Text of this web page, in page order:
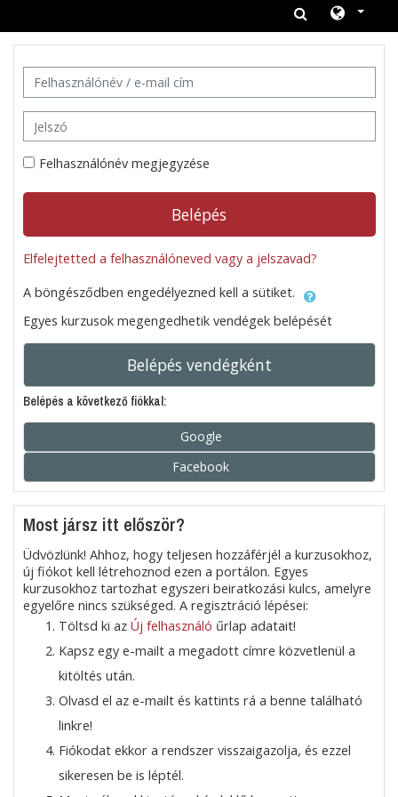
Tovább a fő tartalomhoz
Felhasználónév / e-mail cím
Jelszó
Felhasználónév megjegyzése
Belépés
Elfelejtetted a felhasználóneved vagy a jelszavad?
A böngésződben engedélyezned kell a sütiket.
Egyes kurzusok megengedhetik vendégek belépését
Belépés vendégként
Belépés a következő fiókkal:
Google
Facebook
Most jársz itt először?
Üdvözlünk! Ahhoz, hogy teljesen hozzáférjél a kurzusokhoz,
új fiókot kell létrehoznod ezen a portálon. Egyes
kurzusokhoz tartozhat egyszeri beiratkozási kulcs, amelyre
egyelőre nincs szükséged. A regisztráció lépései:
Töltsd ki az Új felhasználó űrlap adatait!
Kapsz egy e-mailt a megadott címre közvetlenül a
kitöltés után.
Olvasd el az e-mailt és kattints rá a benne található
linkre!
Fiókodat ekkor a rendszer visszaigazolja, és ezzel
sikeresen be is léptél.